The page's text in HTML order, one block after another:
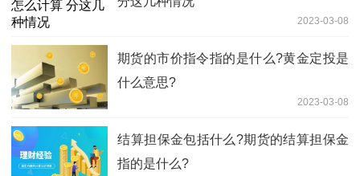
2023-03-08
期货的市价指令指的是什么?黄金定投是
什么意思?
2023-03-08
​结算担保金包括什么?期货的结算担保金
指的是什么?